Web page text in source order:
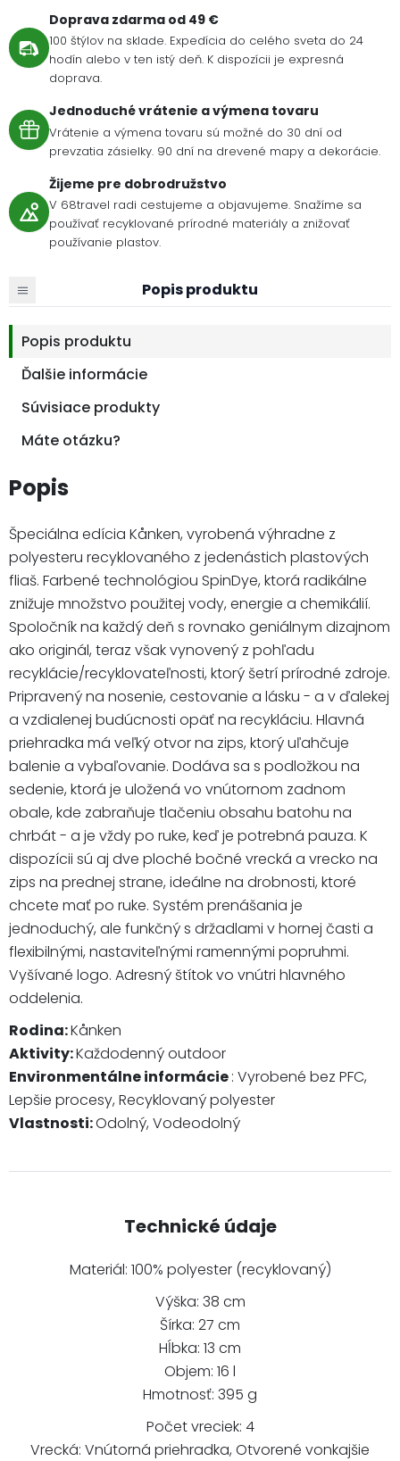
Doprava zdarma od 49 €
100 štýlov na sklade. Expedícia do celého sveta do 24
hodín alebo v ten istý deň. K dispozícii je expresná
doprava.
Jednoduché vrátenie a výmena tovaru
Vrátenie a výmena tovaru sú možné do 30 dní od
prevzatia zásielky. 90 dní na drevené mapy a dekorácie.
Žijeme pre dobrodružstvo
V 68travel radi cestujeme a objavujeme. Snažíme sa
používať recyklované prírodné materiály a znižovať
používanie plastov.
Popis produktu
Popis produktu
Ďalšie informácie
Súvisiace produkty
Máte otázku?
Popis
Špeciálna edícia Kånken, vyrobená výhradne z
polyesteru recyklovaného z jedenástich plastových
fliaš. Farbené technológiou SpinDye, ktorá radikálne
znižuje množstvo použitej vody, energie a chemikálií.
Spoločník na každý deň s rovnako geniálnym dizajnom
ako originál, teraz však vynovený z pohľadu
recyklácie/recyklovateľnosti, ktorý šetrí prírodné zdroje.
Pripravený na nosenie, cestovanie a lásku - a v ďalekej
a vzdialenej budúcnosti opäť na recykláciu. Hlavná
priehradka má veľký otvor na zips, ktorý uľahčuje
balenie a vybaľovanie. Dodáva sa s podložkou na
sedenie, ktorá je uložená vo vnútornom zadnom
obale, kde zabraňuje tlačeniu obsahu batohu na
chrbát - a je vždy po ruke, keď je potrebná pauza. K
dispozícii sú aj dve ploché bočné vrecká a vrecko na
zips na prednej strane, ideálne na drobnosti, ktoré
chcete mať po ruke. Systém prenášania je
jednoduchý, ale funkčný s držadlami v hornej časti a
flexibilnými, nastaviteľnými ramennými popruhmi.
Vyšívané logo. Adresný štítok vo vnútri hlavného
oddelenia.
Rodina:Kånken
Aktivity:Každodenný outdoor
Environmentálne informácie: Vyrobené bez PFC,
Lepšie procesy, Recyklovaný polyester
Vlastnosti:Odolný, Vodeodolný
Technické údaje
Materiál: 100% polyester (recyklovaný)
Výška: 38 cm
Šírka: 27 cm
Hĺbka: 13 cm
Objem: 16 l
Hmotnosť: 395 g
Počet vreciek: 4
Vrecká: Vnútorná priehradka, Otvorené vonkajšie